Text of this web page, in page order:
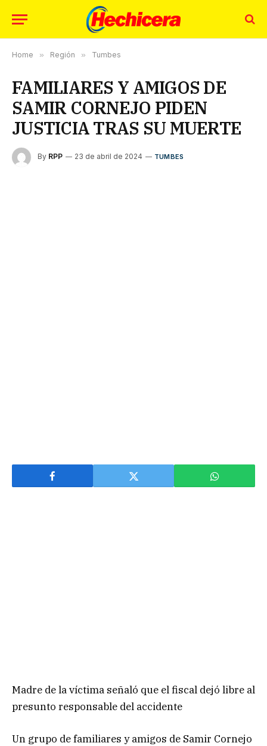
Home » Región » Tumbes
FAMILIARES Y AMIGOS DE
SAMIR CORNEJO PIDEN
JUSTICIA TRAS SU MUERTE
By RPP 23 de abril de 2024 TUMBES
Madre de la víctima señaló que el fiscal dejó libre al
presunto responsable del accidente
Un grupo de familiares y amigos de Samir Cornejo